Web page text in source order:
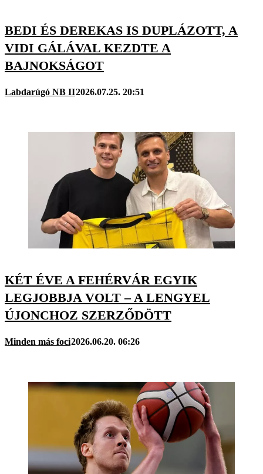
BEDI ÉS DEREKAS IS DUPLÁZOTT, A
VIDI GÁLÁVAL KEZDTE A
BAJNOKSÁGOT
Labdarúgó NB II2026.07.25. 20:51
KÉT ÉVE A FEHÉRVÁR EGYIK
LEGJOBBJA VOLT – A LENGYEL
ÚJONCHOZ SZERZŐDÖTT
Minden más foci2026.06.20. 06:26